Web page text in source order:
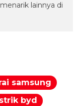
lainnya di
samsung
byd